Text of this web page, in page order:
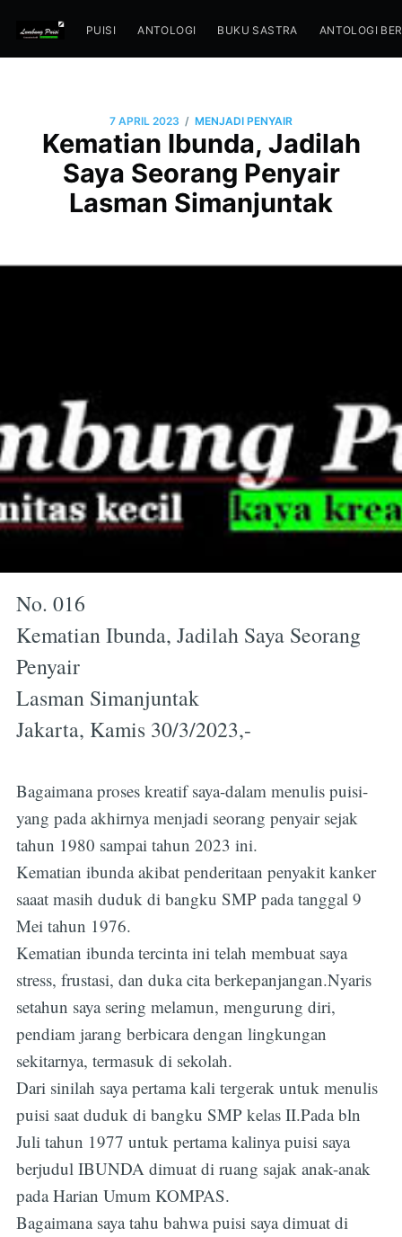
PUISI ANTOLOGI BUKU SASTRA ANTOLOGI
7 APRIL 2023 / MENJADI PENYAIR
Kematian Ibunda, Jadilah
Saya Seorang Penyair
Lasman Simanjuntak
No. 016
Kematian Ibunda, Jadilah Saya Seorang
Penyair
Lasman Simanjuntak
Jakarta, Kamis 30/3/2023,-
Bagaimana proses kreatif saya-dalam menulis puisi-
yang pada akhirnya menjadi seorang penyair sejak
tahun 1980 sampai tahun 2023 ini.
Kematian ibunda akibat penderitaan penyakit kanker
saaat masih duduk di bangku SMP pada tanggal 9
Mei tahun 1976.
Kematian ibunda tercinta ini telah membuat saya
stress, frustasi, dan duka cita berkepanjangan.Nyaris
setahun saya sering melamun, mengurung diri,
pendiam jarang berbicara dengan lingkungan
sekitarnya, termasuk di sekolah.
Dari sinilah saya pertama kali tergerak untuk menulis
puisi saat duduk di bangku SMP kelas II.Pada bln
Juli tahun 1977 untuk pertama kalinya puisi saya
berjudul IBUNDA dimuat di ruang sajak anak-anak
pada Harian Umum KOMPAS.
Bagaimana saya tahu bahwa puisi saya dimuat di